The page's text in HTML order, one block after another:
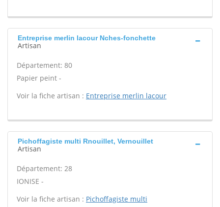
Entreprise merlin lacour Nches-fonchette
Artisan
Département: 80
Papier peint -
Voir la fiche artisan : Entreprise merlin lacour
Pichoffagiste multi Rnouillet, Vernouillet
Artisan
Département: 28
IONISE -
Voir la fiche artisan : Pichoffagiste multi